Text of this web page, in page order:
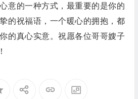
意的一种方式，最重要的是你的
的祝福语，一个暖心的拥抱，都
的真心实意。祝愿各位哥哥嫂子